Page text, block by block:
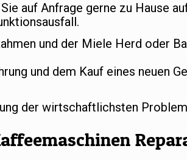
auf Anfrage gerne zu Hause
und der Miele Herd oder
und dem Kauf eines neuen
der wirtschaftlichsten